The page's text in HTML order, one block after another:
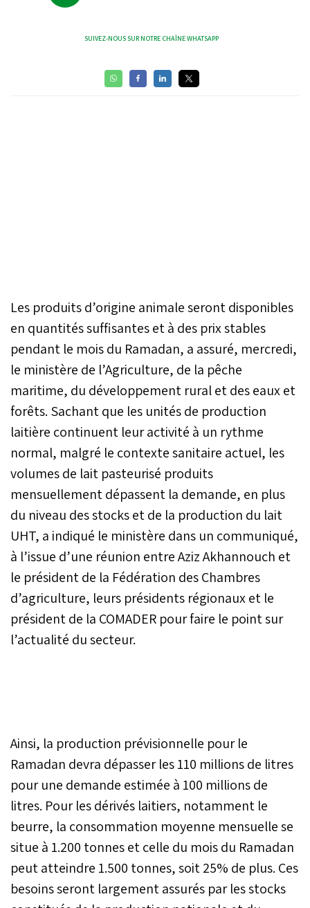
SUIVEZ-NOUS SUR NOTRE CHAÎNE WHATSAPP
Les produits d’origine animale seront disponibles
en quantités suffisantes et à des prix stables
pendant le mois du Ramadan, a assuré, mercredi,
le ministère de l’Agriculture, de la pêche
maritime, du développement rural et des eaux et
forêts. Sachant que les unités de production
laitière continuent leur activité à un rythme
normal, malgré le contexte sanitaire actuel, les
volumes de lait pasteurisé produits
mensuellement dépassent la demande, en plus
du niveau des stocks et de la production du lait
UHT, a indiqué le ministère dans un communiqué,
à l’issue d’une réunion entre Aziz Akhannouch et
le président de la Fédération des Chambres
d’agriculture, leurs présidents régionaux et le
président de la COMADER pour faire le point sur
l’actualité du secteur.
Ainsi, la production prévisionnelle pour le
Ramadan devra dépasser les 110 millions de litres
pour une demande estimée à 100 millions de
litres. Pour les dérivés laitiers, notamment le
beurre, la consommation moyenne mensuelle se
situe à 1.200 tonnes et celle du mois du Ramadan
peut atteindre 1.500 tonnes, soit 25% de plus. Ces
besoins seront largement assurés par les stocks